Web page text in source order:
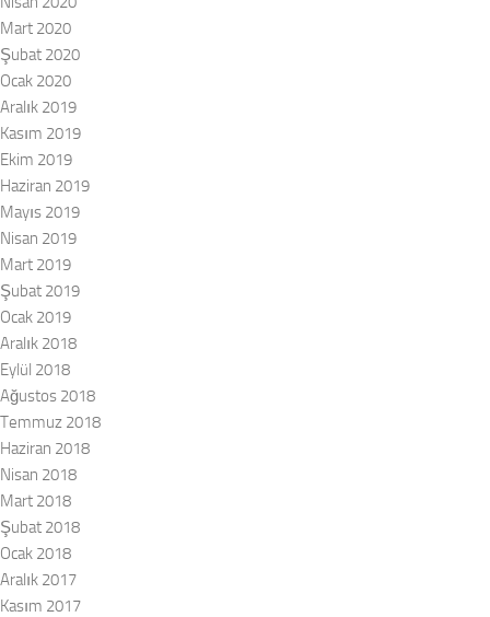
Mart 2020
Şubat 2020
Ocak 2020
Aralık 2019
Kasım 2019
Ekim 2019
Haziran 2019
Mayıs 2019
Nisan 2019
Mart 2019
Şubat 2019
Ocak 2019
Aralık 2018
Eylül 2018
Ağustos 2018
Temmuz 2018
Haziran 2018
Nisan 2018
Mart 2018
Şubat 2018
Ocak 2018
Aralık 2017
Kasım 2017